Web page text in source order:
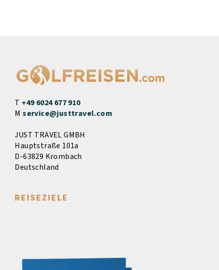
T +49 6024 677 910
Mservice@justtravel.com
JUST TRAVEL GMBH
Hauptstraße 101a
D-63829 Krombach
Deutschland
REISEZIELE